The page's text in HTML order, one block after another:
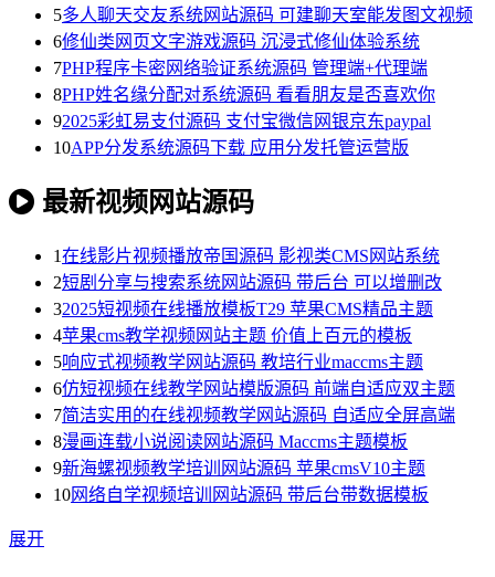
5多人聊天交友系统网站源码 可建聊天室能发图文视频
6修仙类网页文字游戏源码 沉浸式修仙体验系统
7PHP程序卡密网络验证系统源码 管理端+代理端
8PHP姓名缘分配对系统源码 看看朋友是否喜欢你
92025彩虹易支付源码 支付宝微信网银京东paypal
10APP分发系统源码下载 应用分发托管运营版
最新视频网站源码
1在线影片视频播放帝国源码 影视类CMS网站系统
2短剧分享与搜索系统网站源码 带后台 可以增删改
32025短视频在线播放模板T29 苹果CMS精品主题
4苹果cms教学视频网站主题 价值上百元的模板
5响应式视频教学网站源码 教培行业maccms主题
6仿短视频在线教学网站模版源码 前端自适应双主题
7简洁实用的在线视频教学网站源码 自适应全屏高端
8漫画连载小说阅读网站源码 Maccms主题模板
9新海螺视频教学培训网站源码 苹果cmsV10主题
10网络自学视频培训网站源码 带后台带数据模板
展开